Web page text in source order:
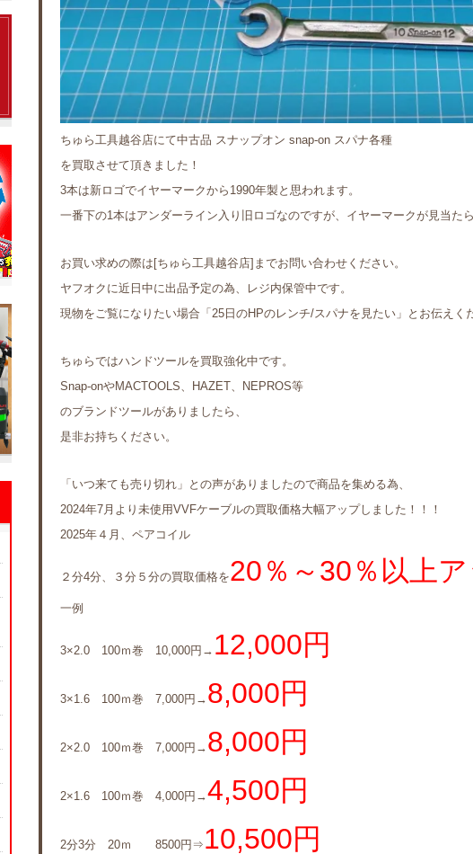
ちゅら工具越谷店にて中古品 スナップオン snap-on スパナ各種
を買取させて頂きました！
3本は新ロゴでイヤーマークから1990年製と思われます。
一番下の1本はアンダーライン入り旧ロゴなのですが、イヤーマークが見当たら
お買い求めの際は[ちゅら工具越谷店]までお問い合わせください。
ヤフオクに近日中に出品予定の為、レジ内保管中です。
現物をご覧になりたい場合「25日のHPのレンチ/スパナを見たい」とお伝えく
ちゅらではハンドツールを買取強化中です。
Snap-onやMACTOOLS、HAZET、NEPROS等
のブランドツールがありましたら、
是非お持ちください。
「いつ来ても売り切れ」との声がありましたので商品を集める為、
2024年7月より未使用VVFケーブルの買取価格大幅アップしました！！！
2025年４月、ペアコイル
２分4分、３分５分の買取価格を20％～30％以上
一例
3×2.0 100ｍ巻 10,000円→ 12,000円
3×1.6 100ｍ巻 7,000円→ 8,000円
2×2.0 100ｍ巻 7,000円→ 8,000円
2×1.6 100ｍ巻 4,000円→4,500円
2分3分 20ｍ 8500円⇒ 10,500円